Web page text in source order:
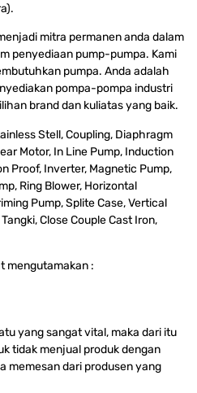
mitra permanen anda dalam
penyediaan pump-pumpa. Kami
pumpa. Anda adalah
pompa-pompa industri
brand dan kuliatas yang baik.
Stell, Coupling, Diaphragm
Motor, In Line Pump, Induction
Proof, Inverter, Magnetic Pump,
Ring Blower, Horizontal
Pump, Splite Case, Vertical
Close Couple Cast Iron,
mengutamakan :
yang sangat vital, maka dari itu
tidak menjual produk dengan
memesan dari produsen yang